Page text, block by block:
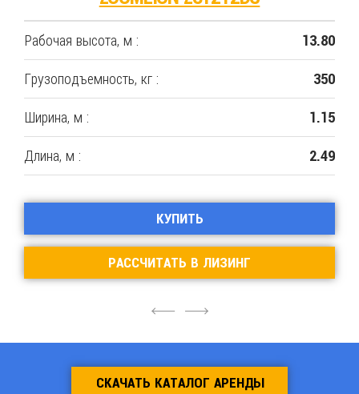
4
Рабочая высота, м : 13.80
Грузоподъемность, кг : 350
Ширина, м : 1.15
Длина, м : 2.49
КУПИТЬ
РАССЧИТАТЬ В ЛИЗИНГ
6
СКАЧАТЬ КАТАЛОГ АРЕНДЫ